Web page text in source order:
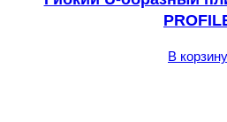
В корзину